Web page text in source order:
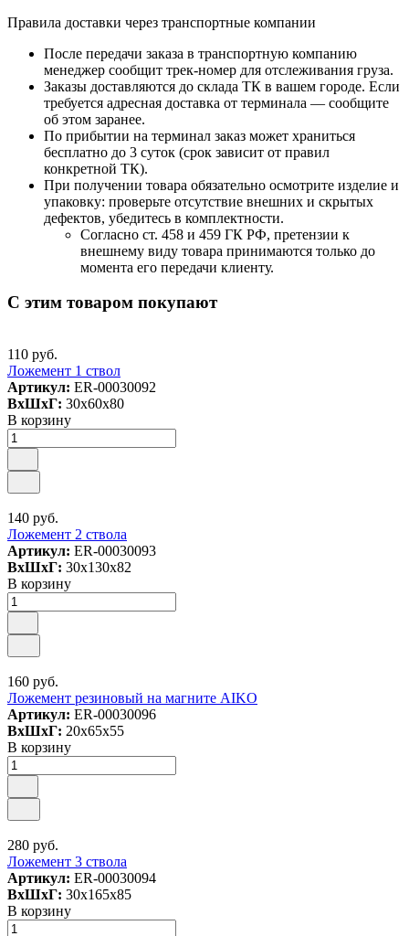
Правила доставки через транспортные компании
После передачи заказа в транспортную компанию
менеджер сообщит трек-номер для отслеживания груза.
Заказы доставляются до склада ТК в вашем городе. Если
требуется адресная доставка от терминала — сообщите
об этом заранее.
По прибытии на терминал заказ может храниться
бесплатно до 3 суток (срок зависит от правил
конкретной ТК).
При получении товара обязательно осмотрите изделие и
упаковку: проверьте отсутствие внешних и скрытых
дефектов, убедитесь в комплектности.
Согласно ст. 458 и 459 ГК РФ, претензии к
внешнему виду товара принимаются только до
момента его передачи клиенту.
С этим товаром покупают
110 руб.
Ложемент 1 ствол
Артикул: ER-00030092
ВxШxГ: 30x60x80
В корзину
140 руб.
Ложемент 2 ствола
Артикул: ER-00030093
ВxШxГ: 30x130x82
В корзину
160 руб.
Ложемент резиновый на магните AIKO
Артикул: ER-00030096
ВxШxГ: 20x65x55
В корзину
280 руб.
Ложемент 3 ствола
Артикул: ER-00030094
ВxШxГ: 30x165x85
В корзину